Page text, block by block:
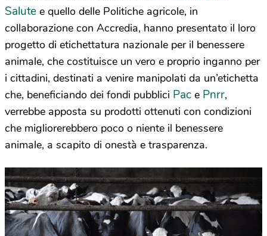
Salute e quello delle Politiche agricole, in
collaborazione con Accredia, hanno presentato il loro
progetto di etichettatura nazionale per il benessere
animale, che costituisce un vero e proprio inganno per
i cittadini, destinati a venire manipolati da un’etichetta
che, beneficiando dei fondi pubblici Pac e Pnrr,
verrebbe apposta su prodotti ottenuti con condizioni
che migliorerebbero poco o niente il benessere
animale, a scapito di onestà e trasparenza.